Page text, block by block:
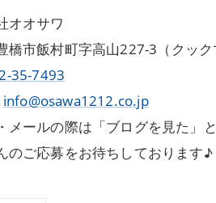
オオサワ
橋市飯村町字高山227-3（クック
35-7493
info@osawa1212.co.jp
メールの際は「ブログを見た」
のご応募をお待ちしております♪